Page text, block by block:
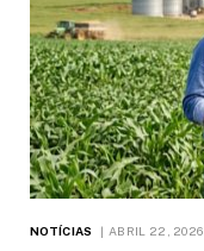
NOTÍCIAS ABRIL 22, 2026